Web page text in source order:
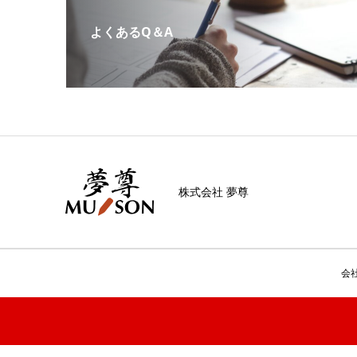
よくあるQ＆A
株式会社 夢尊
会